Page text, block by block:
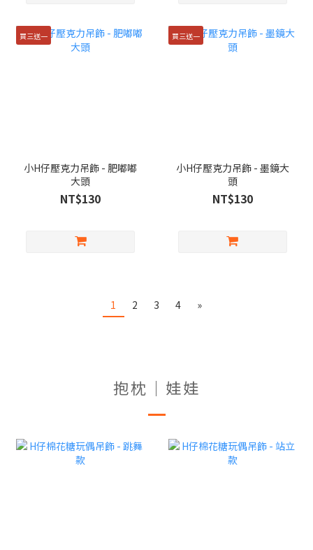
買三送一
小H仔壓克力吊飾 - 肥嘟嘟
大頭
NT$130
買三送一
小H仔壓克力吊飾 - 墨鏡大
頭
NT$130
1 2 3 4 »
抱枕｜娃娃